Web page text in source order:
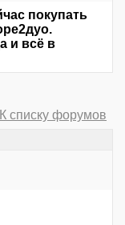
покупать
и всё в
К списку форумов